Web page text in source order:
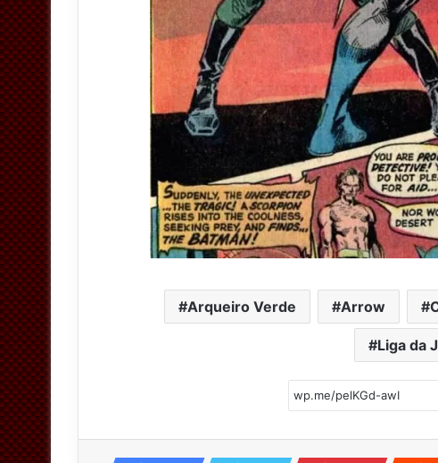
Arqueiro Verde Arrow
Liga da